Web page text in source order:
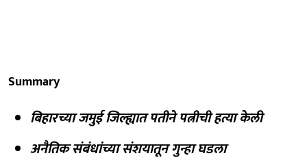
Summary
बिहारच्या जमुई जिल्ह्यात पतीने पत्नीची हत्या केली
अनैतिक संबंधांच्या संशयातून गुन्हा घडला